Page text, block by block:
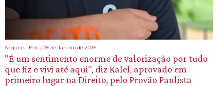
Segunda-Feira, 26 de Janeiro de 2026
"É um sentimento enorme de valorização por tudo
que fiz e vivi até aqui", diz Kalel, aprovado em
primeiro lugar na Direito, pelo Provão Paulista